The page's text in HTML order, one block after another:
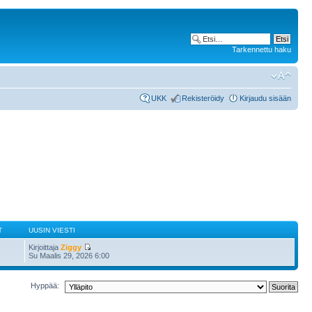
Tarkennettu haku
UKK Rekisteröidy Kirjaudu sisään
UUSIN VIESTI
KirjoittajaZiggy
Su Maalis 29, 2026 6:00
Hyppää: